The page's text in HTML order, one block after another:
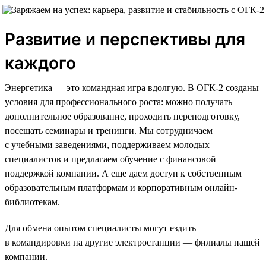
Развитие и перспективы для
каждого
Энергетика — это командная игра вдолгую. В ОГК-2 созданы
условия для профессионального роста: можно получать
дополнительное образование, проходить переподготовку,
посещать семинары и тренинги. Мы сотрудничаем
с учебными заведениями, поддерживаем молодых
специалистов и предлагаем обучение с финансовой
поддержкой компании. А еще даем доступ к собственным
образовательным платформам и корпоративным онлайн-
библиотекам.
Для обмена опытом специалисты могут ездить
в командировки на другие электростанции — филиалы нашей
компании.